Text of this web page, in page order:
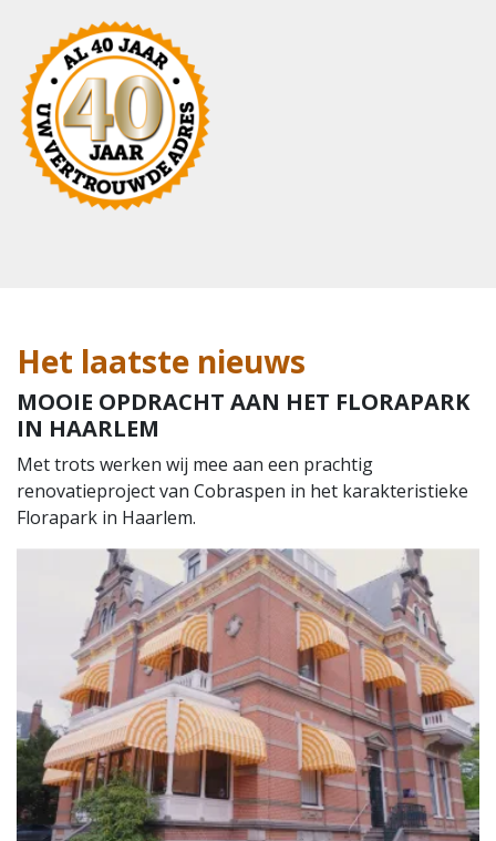
Het laatste nieuws
MOOIE OPDRACHT AAN HET FLORAPARK
IN HAARLEM
Met trots werken wij mee aan een prachtig
renovatieproject van Cobraspen in het karakteristieke
Florapark in Haarlem.